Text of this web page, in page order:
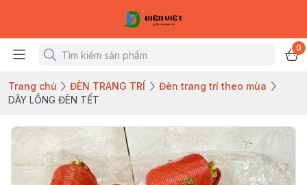
0
Trang chủ ĐÈN TRANG TRÍ
Đèn trang trí theo mùa
DÂY LỒNG ĐÈN TẾT